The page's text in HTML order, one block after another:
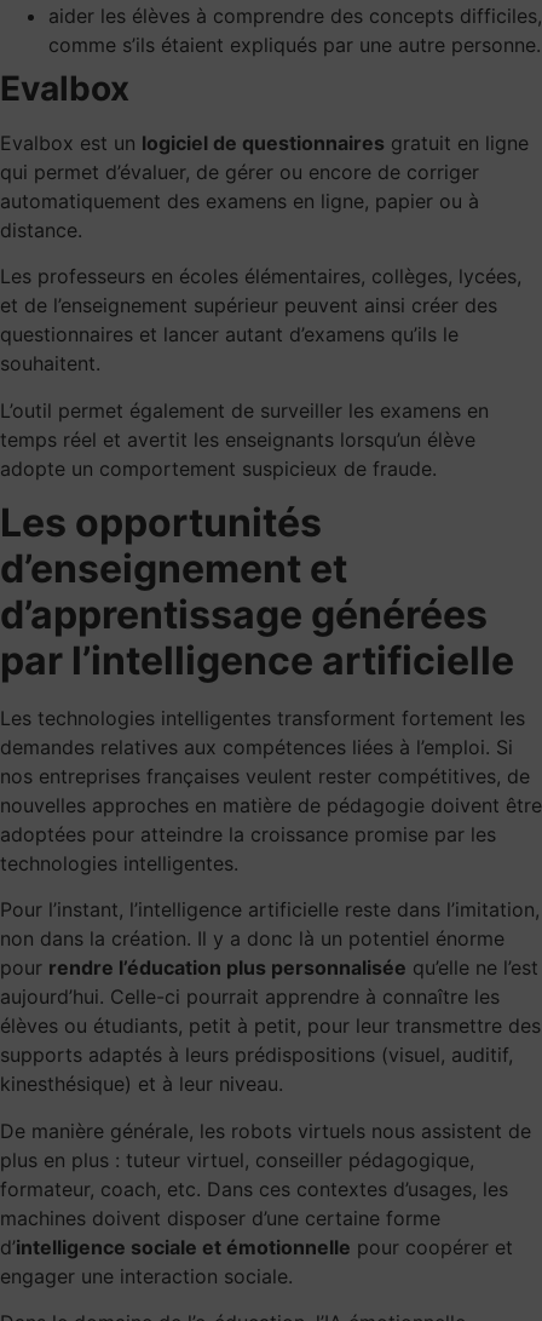
aider les élèves à comprendre des concepts difficiles,
comme s’ils étaient expliqués par une autre personne.
Evalbox
Evalbox est un logiciel de questionnaires gratuit en ligne
qui permet d’évaluer, de gérer ou encore de corriger
automatiquement des examens en ligne, papier ou à
distance.
Les professeurs en écoles élémentaires, collèges, lycées,
et de l’enseignement supérieur peuvent ainsi créer des
questionnaires et lancer autant d’examens qu’ils le
souhaitent.
L’outil permet également de surveiller les examens en
temps réel et avertit les enseignants lorsqu’un élève
adopte un comportement suspicieux de fraude.
Les opportunités
d’enseignement et
d’apprentissage générées
par l’intelligence artificielle
Les technologies intelligentes transforment fortement les
demandes relatives aux compétences liées à l’emploi. Si
nos entreprises françaises veulent rester compétitives, de
nouvelles approches en matière de pédagogie doivent être
adoptées pour atteindre la croissance promise par les
technologies intelligentes.
Pour l’instant, l’intelligence artificielle reste dans l’imitation,
non dans la création. Il y a donc là un potentiel énorme
pour rendre l’éducation plus personnalisée qu’elle ne l’est
aujourd’hui. Celle-ci pourrait apprendre à connaître les
élèves ou étudiants, petit à petit, pour leur transmettre des
supports adaptés à leurs prédispositions (visuel, auditif,
kinesthésique) et à leur niveau.
De manière générale, les robots virtuels nous assistent de
plus en plus : tuteur virtuel, conseiller pédagogique,
formateur, coach, etc. Dans ces contextes d’usages, les
machines doivent disposer d’une certaine forme
d’intelligence sociale et émotionnelle pour coopérer et
engager une interaction sociale.